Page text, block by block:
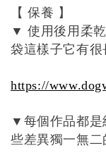
【 保養 】
▼使用後用柔
袋這樣子它有
https://
▼ 每個作品都
些差異獨一無二